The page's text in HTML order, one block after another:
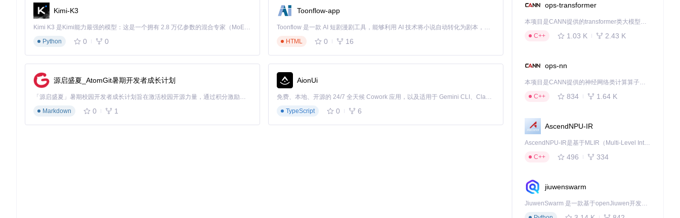
# 克隆项目仓库
git clone
cd fiftyone
# 安装依赖
import
# 创建或加载数据集
dataset = fo.Dataset.from_dir(
    dataset_dir=
"/path/to/your/images"
    name=
"my_vision_dataset"
Kimi-K3
Kimi K3 是Kimi能力最强的模型：这是一个拥有 2.8 万亿参数的混合专家（MoE）模型，具备原生视觉理解能力，并支持 100 万 token 的上下文窗口。
Python
0 0
Toonflow-app
Toonflow 是一款 AI 短剧漫剧工具，能够利用 AI 技术将小说自动转化为剧本，并结合 AI 生成的图片和视频，实现高效的短剧创作。借助 Toonflow，可以轻松完成从文字到影像的全流程，让短剧制作变得更加智能与便捷。
HTML
0 16
源启盛夏_AtomGit暑期开发者成长计划
「源启盛夏」暑期校园开发者成长计划旨在激活校园开源力量，通过积分激励、认证扶持、资源倾斜等形式，引导高校组织和开发者完成「入驻 — 建项目 — 做贡献 — 获认证 — 得资源」的完整闭环。无论你是想带领社团入驻平台的组织者，还是希望用代码贡献证明自己的开发者，都能在这里找到属于你的成长路径。
Markdown
0 1
AionUi
免费、本地、开源的 24/7 全天候 Cowork 应用，以及适用于 Gemini CLI、Claude Code、Codex、OpenCode、Qwen Code、Goose CLI、Auggie 等的 OpenClaw | 🌟 喜欢就点star吧
TypeScript
0 6
ops-transformer
本项目是CANN提供的transformer类大模型算子库，实现网络在NPU上加速计算。
C++
1.03 K 2.43 K
ops-nn
本项目是CANN提供的神经网络类计算算子库，实现网络在NPU上加速计算。
C++
834 1.64 K
AscendNPU-IR
AscendNPU-IR是基于MLIR（Multi-Level Intermediate Representation）构建的，面向昇腾亲和算子编译时使用的中间表示，提供昇腾完备表达能力，通过编译优化提升昇腾AI处理器计算效率，支持通过生态框架使能昇腾AI处理器与深度调优
C++
496 334
jiuwenswarm
JiuwenSwarm 是一款基于openJiuwen开发的智能AI Agent，它能够将大语言模型的强大能力，通过你日常使用的各类通讯应用，直接延伸至你的指尖。